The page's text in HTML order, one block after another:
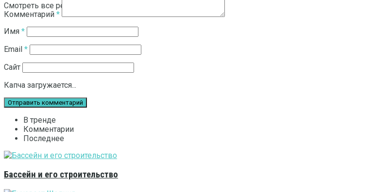
Смотреть все результаты
Комментарий *
Имя *
Email *
Сайт
Капча загружается...
В тренде
Комментарии
Последнее
Бассейн и его строительство